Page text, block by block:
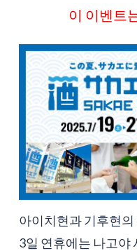
이 이벤트
아이치현과 기후현
3일 연휴에는 나고야